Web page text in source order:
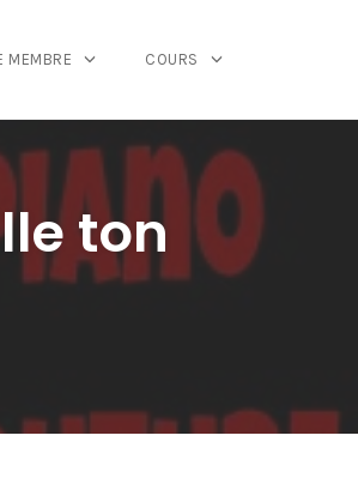
MEMBRE COURS
ton